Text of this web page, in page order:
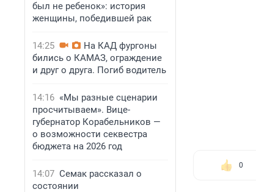
был не ребенок»: история
женщины, победившей рак
14:25
На КАД фургоны
бились о КАМАЗ, ограждение
и друг о друга. Погиб водитель
14:16 «Мы разные сценарии
просчитываем». Вице-
губернатор Корабельников —
о возможности секвестра
бюджета на 2026 год
14:07 Семак рассказал о
состоянии
0